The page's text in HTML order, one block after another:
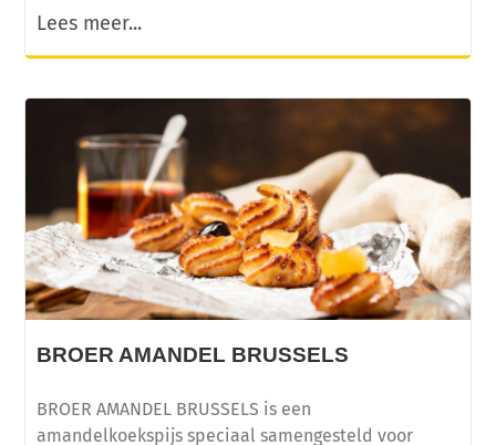
Lees meer...
BROER AMANDEL BRUSSELS
BROER AMANDEL BRUSSELS is een
amandelkoekspijs speciaal samengesteld voor